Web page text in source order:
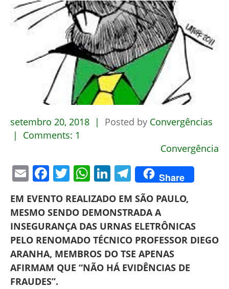
setembro 20, 2018 Posted by Convergências
Comments: 1
Convergência
EmailFacebook
Twitter
WhatsApp
LinkedIn
Telegram
Share
EM EVENTO REALIZADO EM SÃO PAULO,
MESMO SENDO DEMONSTRADA A
INSEGURANÇA DAS URNAS ELETRÔNICAS
PELO RENOMADO TÉCNICO PROFESSOR DIEGO
ARANHA, MEMBROS DO TSE APENAS
AFIRMAM QUE “NÃO HÁ EVIDÊNCIAS DE
FRAUDES”.